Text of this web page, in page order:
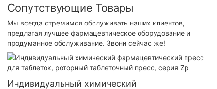
Сопутствующие Товары
Мы всегда стремимся обслуживать наших клиентов,
предлагая лучшее фармацевтическое оборудование и
продуманное обслуживание. Звони сейчас же!
Индивидуальный химический